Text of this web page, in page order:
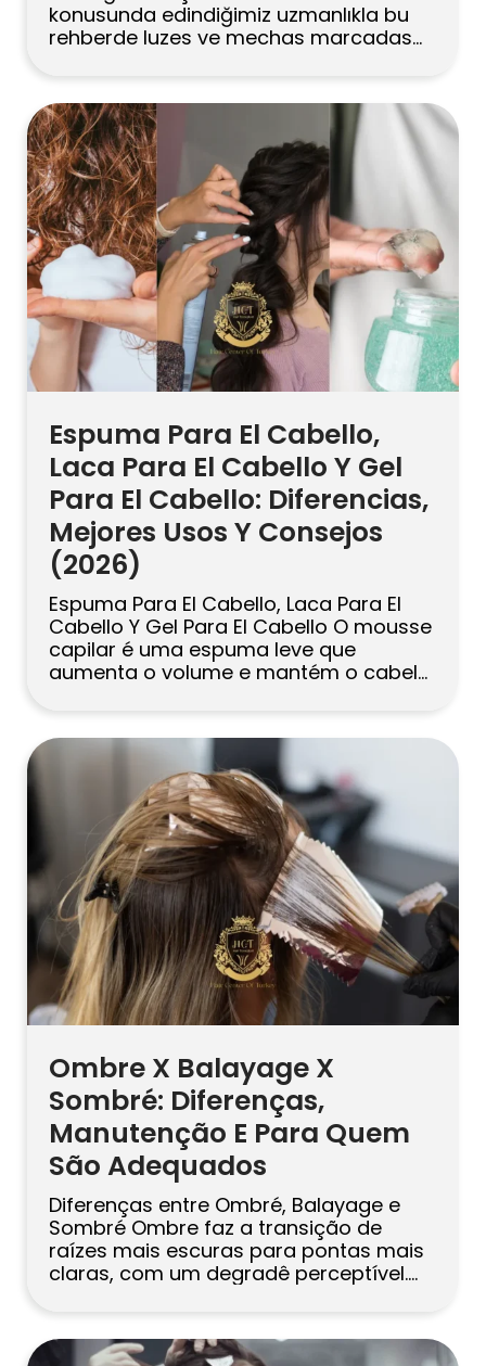
konusunda edindiğimiz uzmanlıkla bu
rehberde luzes ve mechas marcadas
Diferenças entre Luzes e Mechas
Marcadas As luzes são mechas finas e
bem esfumadas que acrescentam
dimensão suave e um efeito iluminado
pelo sol. As mechas marcadas são
seções mais grossas […]
Espuma Para El Cabello,
Laca Para El Cabello Y Gel
Para El Cabello: Diferencias,
Mejores Usos Y Consejos
(2026)
Espuma Para El Cabello, Laca Para El
Cabello Y Gel Para El Cabello O mousse
capilar é uma espuma leve que
aumenta o volume e mantém o cabelo
escovação ou da difusão. O spray
fixador é uma névoa finalizadora que
mantém o penteado no lugar e ajuda a
combater a […]
Ombre X Balayage X
Sombré: Diferenças,
Manutenção E Para Quem
São Adequados
Diferenças entre Ombré, Balayage e
Sombré Ombre faz a transição de
raízes mais escuras para pontas mais
claras, com um degradê perceptível.
para um acabamento iluminado pelo
sol e cheio de dimensão. Sombré (“soft